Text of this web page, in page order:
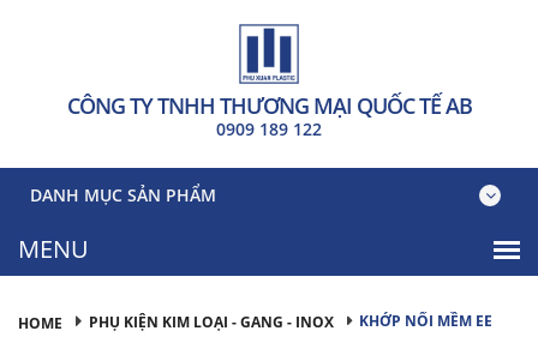
CÔNG TY TNHH THƯƠNG MẠI QUỐC TẾ AB
0909 189 122
DANH MỤC SẢN PHẨM
HOME PHỤ KIỆN KIM LOẠI - GANG - INOX KHỚP NỐI MỀM EE